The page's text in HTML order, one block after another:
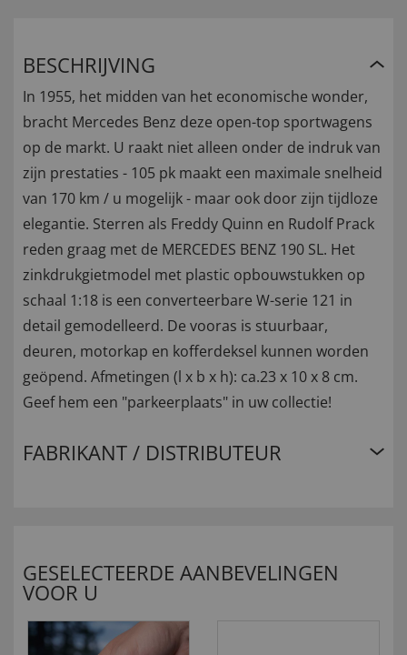
BESCHRIJVING
In 1955, het midden van het economische wonder,
bracht Mercedes Benz deze open-top sportwagens
op de markt. U raakt niet alleen onder de indruk van
zijn prestaties - 105 pk maakt een maximale snelheid
van 170 km / u mogelijk - maar ook door zijn tijdloze
elegantie. Sterren als Freddy Quinn en Rudolf Prack
reden graag met de MERCEDES BENZ 190 SL. Het
zinkdrukgietmodel met plastic opbouwstukken op
schaal 1:18 is een converteerbare W-serie 121 in
detail gemodelleerd. De vooras is stuurbaar,
deuren, motorkap en kofferdeksel kunnen worden
geöpend. Afmetingen (l x b x h): ca.23 x 10 x 8 cm.
Geef hem een "parkeerplaats" in uw collectie!
FABRIKANT / DISTRIBUTEUR
GESELECTEERDE AANBEVELINGEN
VOOR U